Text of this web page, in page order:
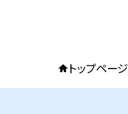
トップページ